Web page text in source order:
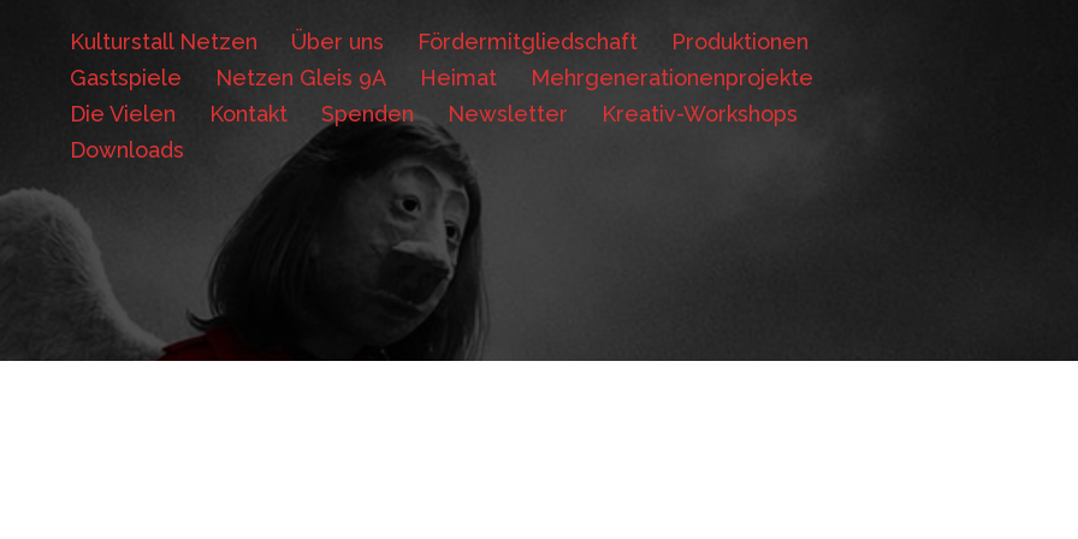
Kulturstall Netzen Über uns Fördermitgliedschaft
Produktionen
Gastspiele
Netzen Gleis 9A Heimat
Mehrgenerationenprojekte
Die Vielen
Kontakt Spenden Newsletter
Kreativ-Workshops
Downloads